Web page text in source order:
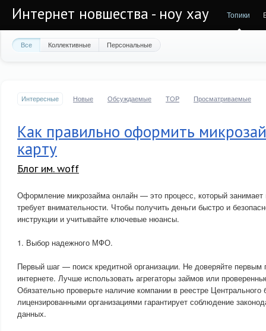
Интернет новшества - ноу хау Топики
Все Коллективные Персональные
Интересные Новые Обсуждаемые TOP Просматриваемые
Как правильно оформить
карту
Блог им. woff
Оформление микрозайма онлайн — это процесс, который занимает
требует внимательности. Чтобы получить деньги быстро и
инструкции и учитывайте ключевые нюансы.
1. Выбор надежного МФО.
Первый шаг — поиск кредитной организации. Не доверяйте
интернете. Лучше использовать агрегаторы займов или
Обязательно проверьте наличие компании в реестре
лицензированными организациями гарантирует соблюдение
данных.